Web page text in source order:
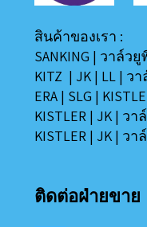
สินค้าของเรา :
SANKING | วาล์วยู
KITZ | JK | LL | วา
ERA | SLG |
KISTLER | JK | วา
KISTLER | JK | วา
ติดต่อฝ่ายขาย